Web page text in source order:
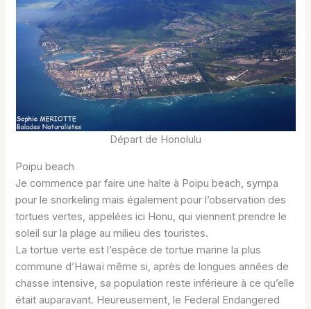
Départ de Honolulu
Poipu beach
Je commence par faire une halte à Poipu beach, sympa
pour le snorkeling mais également pour l’observation des
tortues vertes, appelées ici Honu, qui viennent prendre le
soleil sur la plage au milieu des touristes.
La tortue verte est l’espèce de tortue marine la plus
commune d’Hawaï même si, après de longues années de
chasse intensive, sa population reste inférieure à ce qu’elle
était auparavant. Heureusement, le Federal Endangered